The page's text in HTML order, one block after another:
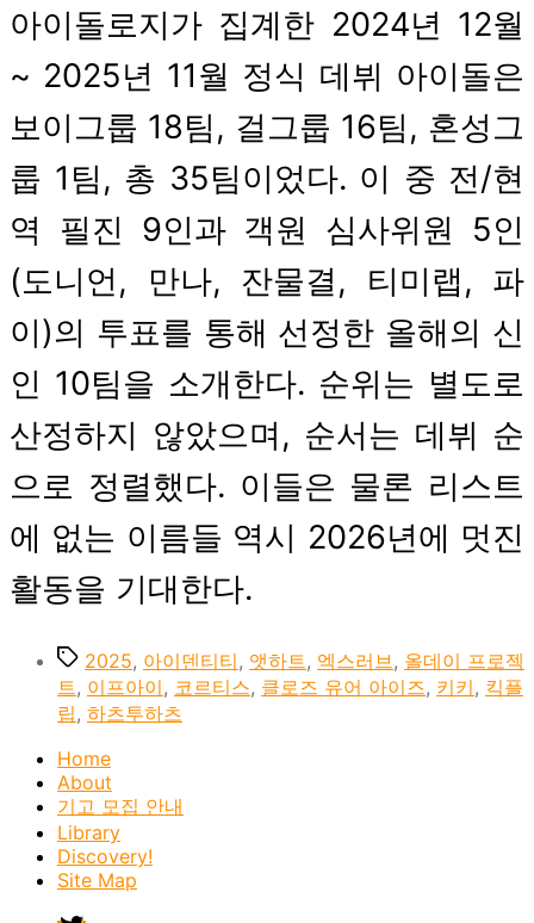
아이돌로지가 집계한 2024년 12월
~ 2025년 11월 정식 데뷔 아이돌은
보이그룹 18팀, 걸그룹 16팀, 혼성그
룹 1팀, 총 35팀이었다. 이 중 전/현
역 필진 9인과 객원 심사위원 5인
(도니언, 만나, 잔물결, 티미랩, 파
이)의 투표를 통해 선정한 올해의 신
인 10팀을 소개한다. 순위는 별도로
산정하지 않았으며, 순서는 데뷔 순
으로 정렬했다. 이들은 물론 리스트
에 없는 이름들 역시 2026년에 멋진
활동을 기대한다.
Tags2025, 아이덴티티, 앳하트, 엑스러브, 올데이 프로젝
트, 이프아이, 코르티스, 클로즈 유어 아이즈, 키키, 킥플
립, 하츠투하츠
Home
About
기고 모집 안내
Library
Discovery!
Site Map